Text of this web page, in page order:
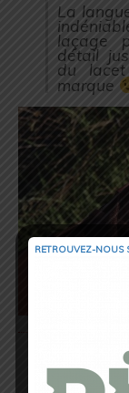
La
laçage
détail
du
marque
RETROUVEZ-NOUS